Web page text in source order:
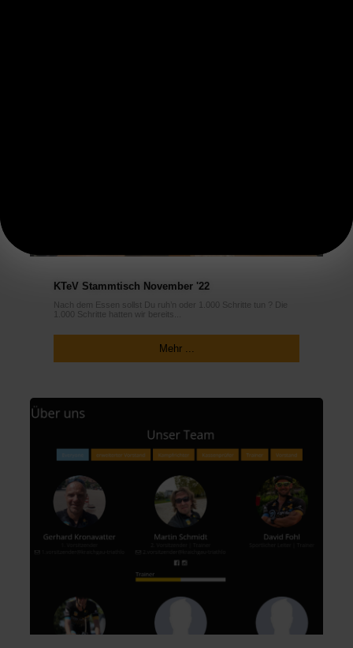
KTeV Stammtisch November '22
Nach dem Essen sollst Du ruh’n oder 1.000 Schritte tun ? Die
1.000 Schritte hatten wir bereits...
Mehr ...